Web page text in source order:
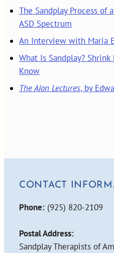
The Sandplay Process of
ASD Spectrum
An Interview with Maria
What Is Sandplay?
Know
The Aion Lectures, by
CONTACT
Phone: (925) 820-2109
Postal Address:
Sandplay Therapists of